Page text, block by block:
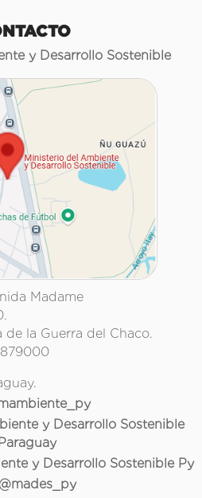
y Desarrollo Sostenible
Madame
de la Guerra del Chaco.
y Desarrollo Sostenible
Paraguay
y Desarrollo Sostenible Py